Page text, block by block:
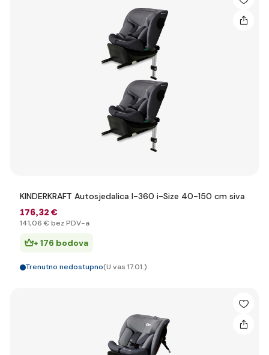
KINDERKRAFT Autosjedalica I-360 i-Size 40-150 cm siva
176,32 €
141,06 € bez PDV-a
+ 176 bodova
Trenutno nedostupno(U vas 17.01.)